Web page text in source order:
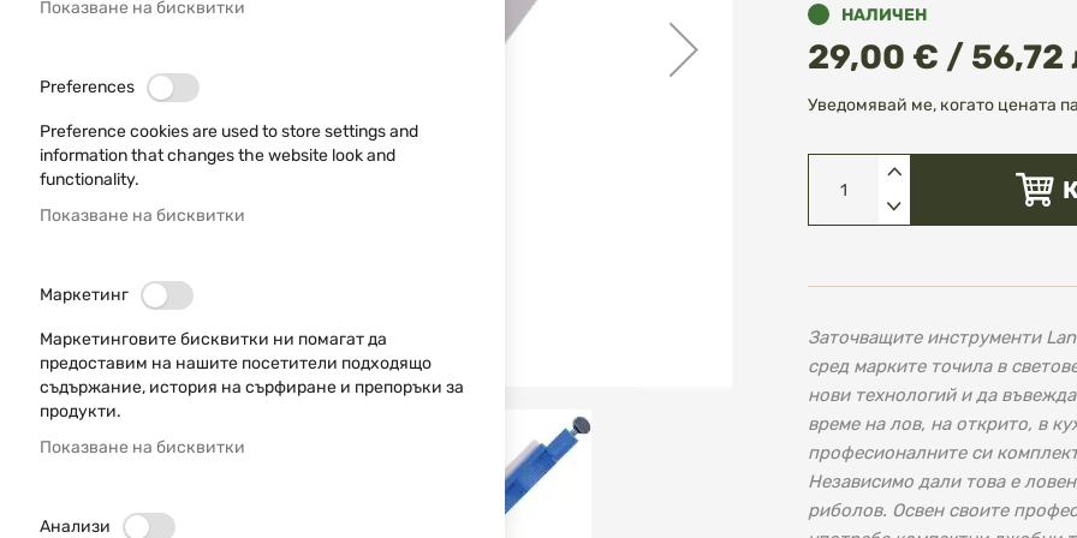
НАЛИЧЕН
29,00 € / 56,72
Уведомявай ме, когато цената
Заточващите инструменти
сред марките точила в
нови технологий и да
време на лов, на открито, в
професионалните си
Независимо дали това е
риболов. Освен своите
Показване на бисквитки
Preferences
Preference cookies are used to store settings and
information that changes the website look and
functionality.
Показване на бисквитки
Маркетинг
Маркетинговите бисквитки ни помагат да
предоставим на нашите посетители подходящо
съдържание, история на сърфиране и препоръки за
продукти.
Показване на бисквитки
Анализи